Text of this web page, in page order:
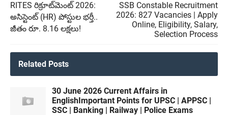
RITES రిక్రూట్‌మెంట్ 2026:
అసిస్టెంట్ (HR) పోస్టుల భర్తీ..
జీతం రూ. 8.16 లక్షలు!
SSB Constable Recruitment
2026: 827 Vacancies | Apply
Online, Eligibility, Salary,
Selection Process
Related Posts
30 June 2026 Current Affairs in
EnglishImportant Points for UPSC | APPSC |
SSC | Banking | Railway | Police Exams